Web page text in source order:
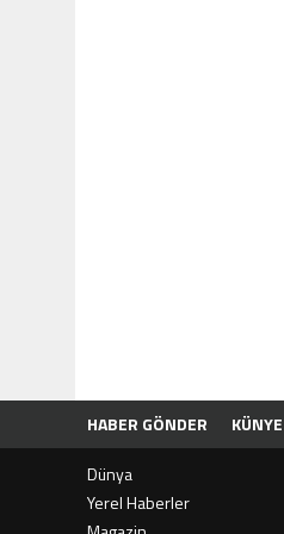
HABER GÖNDER KÜNYE
Dünya
Yerel Haberler